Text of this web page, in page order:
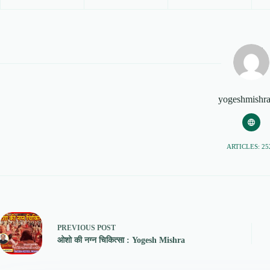
ARTICLES:
PREVIOUS POST
ओशो की नग्न चिकित्सा : Yogesh Mishra